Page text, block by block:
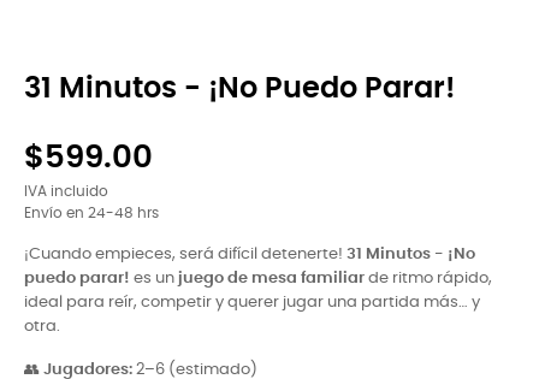
31 Minutos - ¡No Puedo Parar!
$599.00
IVA incluido
Envío en 24-48 hrs
¡Cuando empieces, será difícil detenerte! 31 Minutos - ¡No
puedo parar! es un juego de mesa familiar de ritmo rápido,
ideal para reír, competir y querer jugar una partida más… y
otra.
👥 Jugadores: 2–6 (estimado)